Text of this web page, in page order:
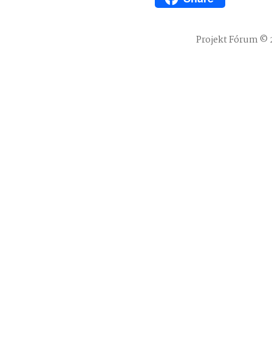
Projekt Fórum ©